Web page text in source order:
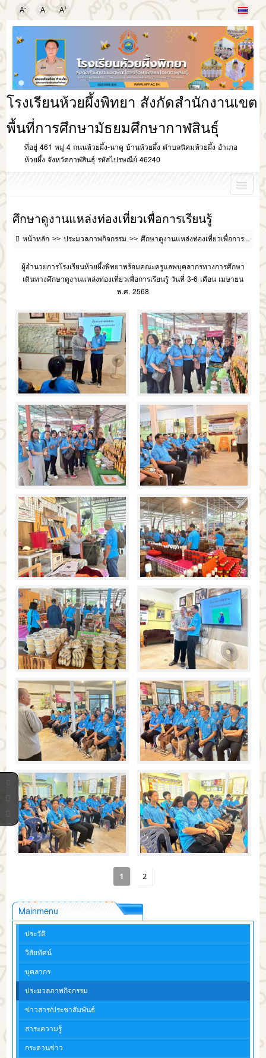
A- A A+
โรงเรียนห้วยผึ้งพิทยา สังกัดสำนักงานเขต
พื้นที่การศึกษามัธยมศึกษากาฬสินธุ์
ที่อยู่ 461 หมู่ 4 ถนนห้วยผึ้ง-นาคู บ้านห้วยผึ้ง ตำบลนิคมห้วยผึ้ง อำเภอ
ห้วยผึ้ง จังหวัดกาฬสินธุ์ รหัสไปรษณีย์ 46240
ศึกษาดูงานแหล่งท่องเที่ยวเพื่อการเรียนรู้
หน้าหลัก ประมวลภาพกิจกรรม ศึกษาดูงานแหล่งท่องเที่ยวเพื่อการเรียนรู้
ผู้อำนวยการโรงเรียนห้วยผึ้งพิทยาพร้อมคณะครูแลพบุคลากรทางการศึกษา
เดินทางศึกษาดูงานแหล่งท่องเที่ยวเพื่อการเรียนรู้ วันที่ 3-6 เดือน เมษายน
พ.ศ. 2568
1 2
Mainmenu
ประวัติ
วิสัยทัศน์
บุคลากร
ประมวลภาพกิจกรรม
ข่าวสาร/ประชาสัมพันธ์
สาระความรู้
กระดานข่าว